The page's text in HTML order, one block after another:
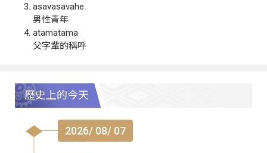
asavasavahe
男性青年
atamatama
父字輩的稱呼
歷史上的今天
2026/ 08/ 07